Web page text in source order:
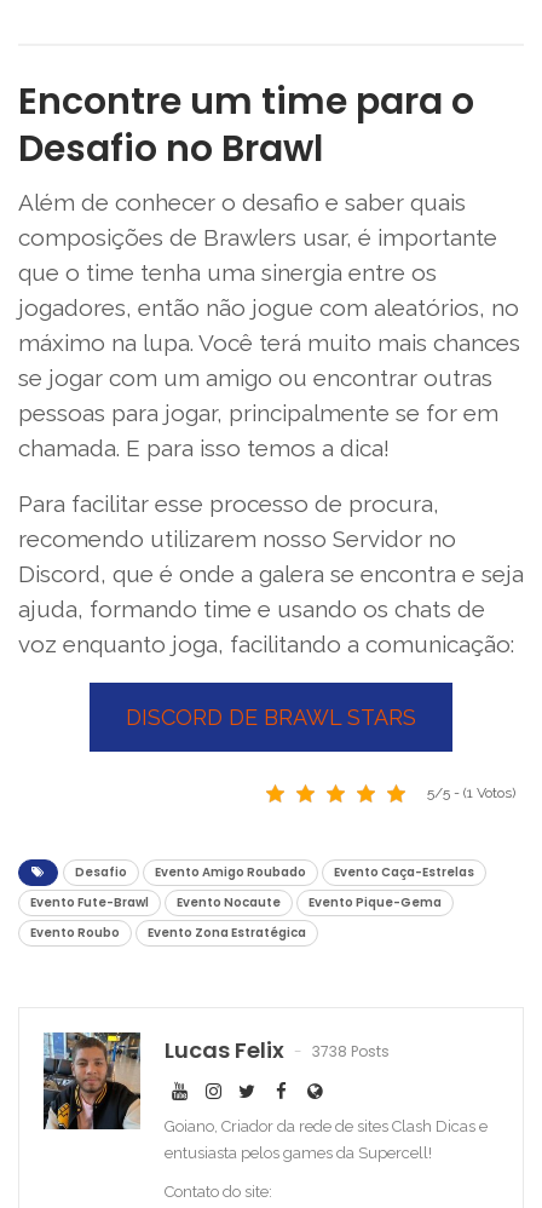
Encontre um time para o
Desafio no Brawl
Além de conhecer o desafio e saber quais
composições de Brawlers usar, é importante
que o time tenha uma sinergia entre os
jogadores, então não jogue com aleatórios, no
máximo na lupa. Você terá muito mais chances
se jogar com um amigo ou encontrar outras
pessoas para jogar, principalmente se for em
chamada. E para isso temos a dica!
Para facilitar esse processo de procura,
recomendo utilizarem nosso Servidor no
Discord, que é onde a galera se encontra e seja
ajuda, formando time e usando os chats de
voz enquanto joga, facilitando a comunicação:
DISCORD DE BRAWL STARS
5/5 - (1 Votos)
Desafio Evento Amigo Roubado
Evento Caça-Estrelas
Evento Fute-Brawl
Evento Nocaute
Evento Pique-Gema
Evento Roubo
Evento Zona Estratégica
Lucas Felix 3738 Posts
Goiano, Criador da rede de sites Clash Dicas e
entusiasta pelos games da Supercell!
Contato do site: